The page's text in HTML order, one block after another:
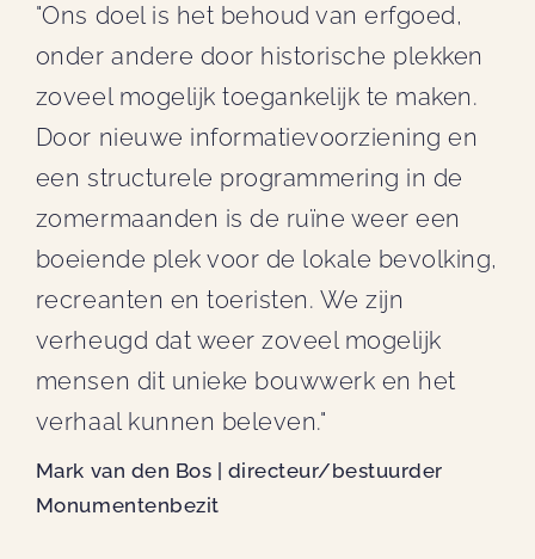
"Ons doel is het behoud van erfgoed,
onder andere door historische plekken
zoveel mogelijk toegankelijk te maken.
Door nieuwe informatievoorziening en
een structurele programmering in de
zomermaanden is de ruïne weer een
boeiende plek voor de lokale bevolking,
recreanten en toeristen. We zijn
verheugd dat weer zoveel mogelijk
mensen dit unieke bouwwerk en het
verhaal kunnen beleven."
Mark van den Bos | directeur/bestuurder
Monumentenbezit